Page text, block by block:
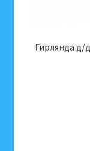
Гирлянда д/